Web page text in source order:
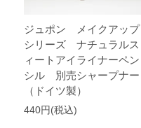
ジュポン メイクアップ
シリーズ ナチュラルス
ィートアイライナーペン
シル 別売シャープナー
（ドイツ製）
440円(税込)